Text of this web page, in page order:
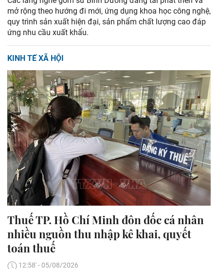
mở rộng theo hướng đi mới, ứng dụng khoa học công nghệ,
quy trình sản xuất hiện đại, sản phẩm chất lượng cao đáp
ứng nhu cầu xuất khẩu.
KINH TẾ XÃ HỘI
Thuế TP. Hồ Chí Minh đôn đốc cá nhân
nhiều nguồn thu nhập kê khai, quyết
toán thuế
12:58' - 05/08/2026